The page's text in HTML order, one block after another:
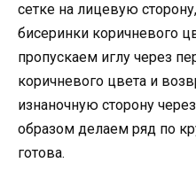
сетке на лицевую
бисеринки коричневого
пропускаем иглу через
коричневого цвета и
изнаночную сторону
образом делаем ряд по
готова.